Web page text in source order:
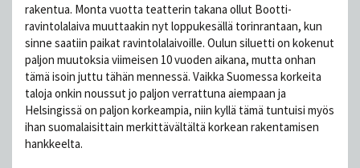
rakentua. Monta vuotta teatterin takana ollut Bootti-
ravintolalaiva muuttaakin nyt loppukesällä torinrantaan, kun
sinne saatiin paikat ravintolalaivoille. Oulun siluetti on kokenut
paljon muutoksia viimeisen 10 vuoden aikana, mutta onhan
tämä isoin juttu tähän mennessä. Vaikka Suomessa korkeita
taloja onkin noussut jo paljon verrattuna aiempaan ja
Helsingissä on paljon korkeampia, niin kyllä tämä tuntuisi myös
ihan suomalaisittain merkittävältältä korkean rakentamisen
hankkeelta.